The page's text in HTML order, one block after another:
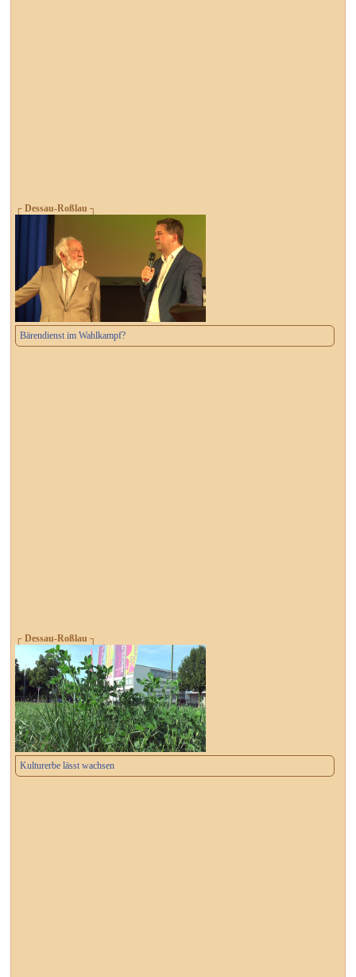
┌ Dessau-Roßlau ┐
Bärendienst im Wahlkampf?
┌ Dessau-Roßlau ┐
Kulturerbe lässt wachsen